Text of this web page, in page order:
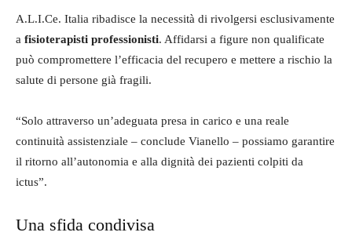
A.L.I.Ce. Italia ribadisce la necessità di rivolgersi esclusivamente
a fisioterapisti professionisti. Affidarsi a figure non qualificate
può compromettere l’efficacia del recupero e mettere a rischio la
salute di persone già fragili.
“Solo attraverso un’adeguata presa in carico e una reale
continuità assistenziale – conclude Vianello – possiamo garantire
il ritorno all’autonomia e alla dignità dei pazienti colpiti da
ictus”.
Una sfida condivisa